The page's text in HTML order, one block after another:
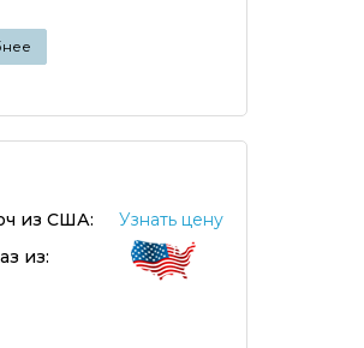
из США:
Узнать цену
из: